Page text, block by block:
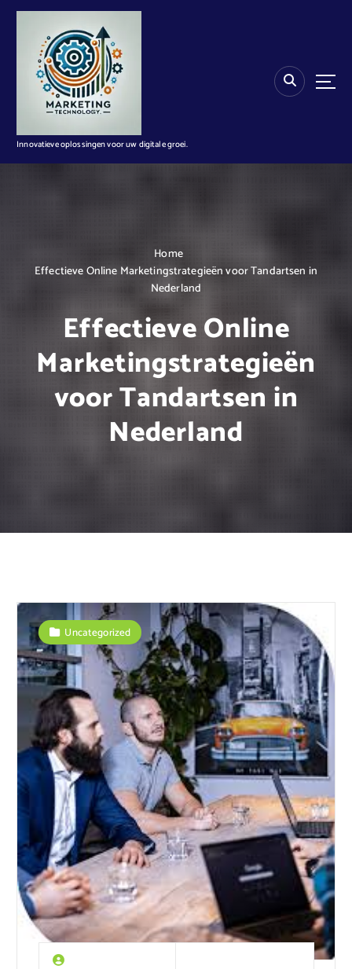
n
Innovatieve oplossingen voor uw digitale groei.
Home
Effectieve Online Marketingstrategieën voor Tandartsen in
Nederland
Effectieve Online
Marketingstrategieën
voor Tandartsen in
Nederland
Uncategorized